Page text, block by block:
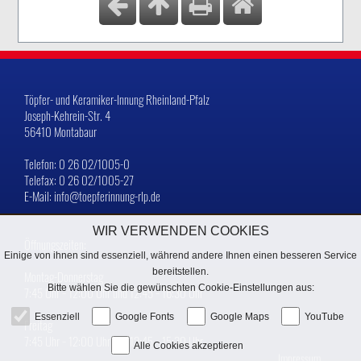
Töpfer- und Keramiker-Innung Rheinland-Pfalz
Joseph-Kehrein-Str. 4
56410 Montabaur
Telefon: 0 26 02/1005-0
Telefax: 0 26 02/1005-27
E-Mail: info@toepferinnung-rlp.de
7:45 Uhr − 12:00 Uhr und 12:45 − 16:30 Uhr
Freitag
7:45 Uhr − 12:00 Uhr und 12:45 − 15:30 Uhr
WIR VERWENDEN COOKIES
Einige von ihnen sind essenziell, während andere Ihnen einen besseren Service
bereitstellen.
Bitte wählen Sie die gewünschten Cookie-Einstellungen aus:
Essenziell Google Fonts Google Maps YouTube
Alle Cookies akzeptieren